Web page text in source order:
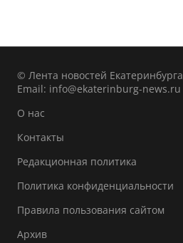
© Лента новостей Екатеринбурга
Email: info@ekaterinburg-news.ru
О нас
Контакты
Редакционная политика
Политика конфиденциальности
Правила пользования сайтом
Архив